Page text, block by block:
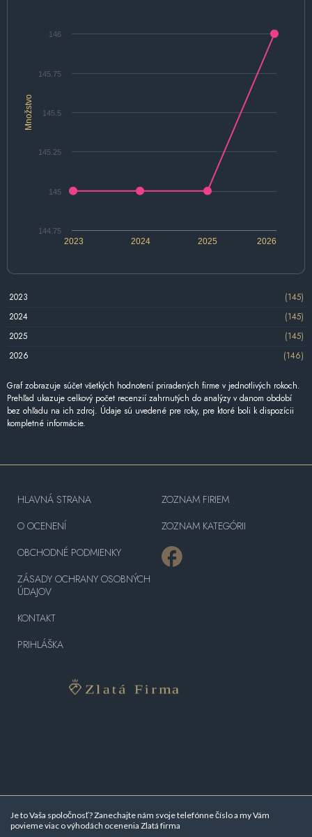
Množstvo
2024 2026
2023 2025
144.75
145
145.25
145.5
145.75
146
2023
(145)
2024
(145)
2025
(145)
2026
(146)
Graf zobrazuje súčet všetkých hodnotení priradených firme v jednotlivých rokoch.
Prehľad ukazuje celkový počet recenzií zahrnutých do analýzy v danom období
bez ohľadu na ich zdroj. Údaje sú uvedené pre roky, pre ktoré boli k dispozícii
kompletné informácie.
Je to Vaša spoločnosť? Zanechajte nám svoje telefónne číslo a my Vám
povieme viac ovýhodách ocenenia Zlatá firma
HLAVNÁ STRANA
O OCENENÍ
OBCHODNÉ PODMIENKY
ZÁSADY OCHRANY OSOBNÝCH
ÚDAJOV
KONTAKT
PRIHLÁŠKA
ZOZNAM FIRIEM
ZOZNAM KATEGÓRII